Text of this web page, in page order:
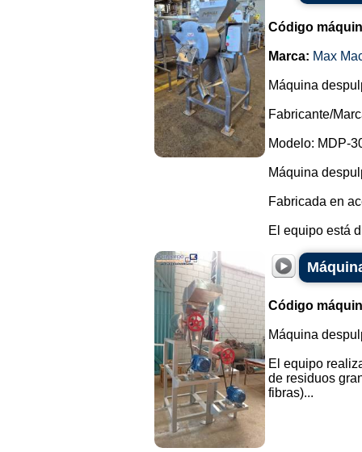
Código
Marca: Max
Máquina
Fabricante/
Modelo: MDP-
Máquina
Fabricada en
El equipo está
Código
Máquina
El equipo
de residuos
fibras)...